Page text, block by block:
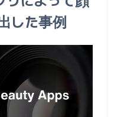
した事例